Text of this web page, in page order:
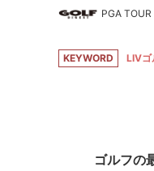
PGA
KEYWORD LIVゴ
ゴルフの